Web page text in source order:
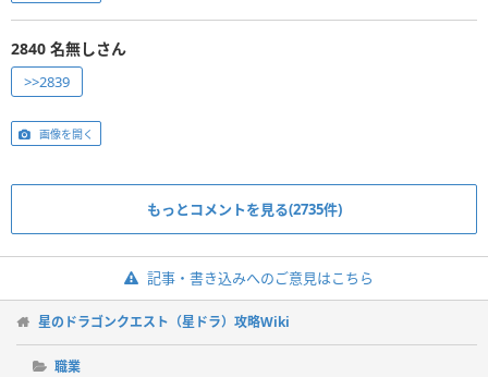
2840 名無しさん
>>2839
画像を開く
もっとコメントを見る(2735件)
記事・書き込みへのご意見はこちら
星のドラゴンクエスト（星ドラ）攻略Wiki
職業